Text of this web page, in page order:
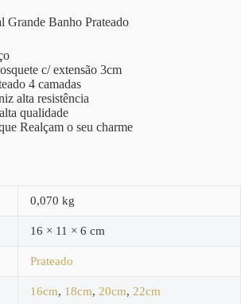
Grande Banho Prateado
c/ extensão 3cm
4 camadas
alta resistência
qualidade
Realçam o seu charme
0,070 kg
16 × 11 × 6 cm
Prateado
16cm, 18cm, 20cm, 22cm